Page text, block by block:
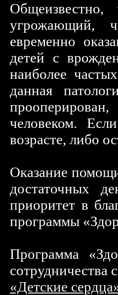
угрожающий,
евременно
детей с
наиболее
данная
человеком.
возрасте, либо
Оказание
достаточных
приоритет в
программы
Программа
сотрудничества с
«Детские